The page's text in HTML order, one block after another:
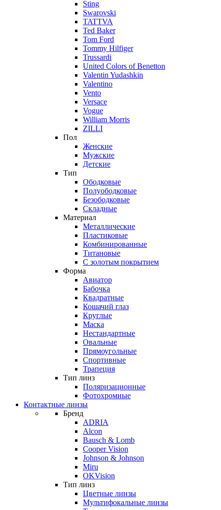
Sting
Swarovski
TATTVA
Ted Baker
Tom Ford
Tommy Hilfiger
Trussardi
United Colors of Benetton
Valentin Yudashkin
Valentino
Vento
Versace
Vogue
William Morris
ZILLI
Пол
Женские
Мужские
Детские
Тип
Ободковые
Полуободковые
Безободковые
Складные
Материал
Металлические
Пластиковые
Комбинированные
Титановые
С золотым покрытием
Форма
Авиатор
Бабочка
Квадратные
Кошачий глаз
Круглые
Маска
Нестандартные
Овальные
Прямоугольные
Спортивные
Трапеция
Тип линз
Поляризационные
Фотохромные
Контактные линзы
Бренд
ADRIA
Alcon
Bausch & Lomb
Cooper Vision
Johnson & Johnson
Miru
OKVision
Тип линз
Цветные линзы
Мультифокальные линзы